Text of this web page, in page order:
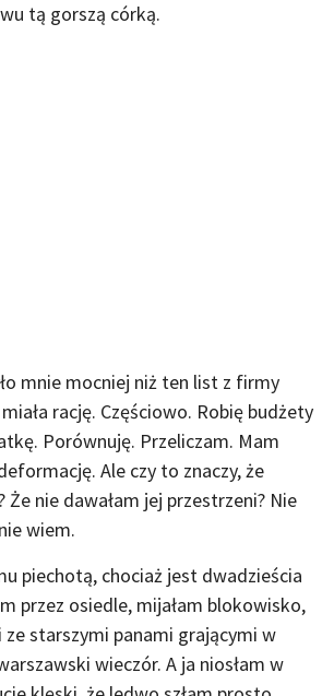
tą gorszą córką.
mnie mocniej niż ten list z firmy
rację. Częściowo. Robię budżety
Porównuję. Przeliczam. Mam
Ale czy to znaczy, że
Że nie dawałam jej przestrzeni? Nie
wiem.
piechotą, chociaż jest dwadzieścia
przez osiedle, mijałam blokowisko,
ze starszymi panami grającymi w
wieczór. A ja niosłam w